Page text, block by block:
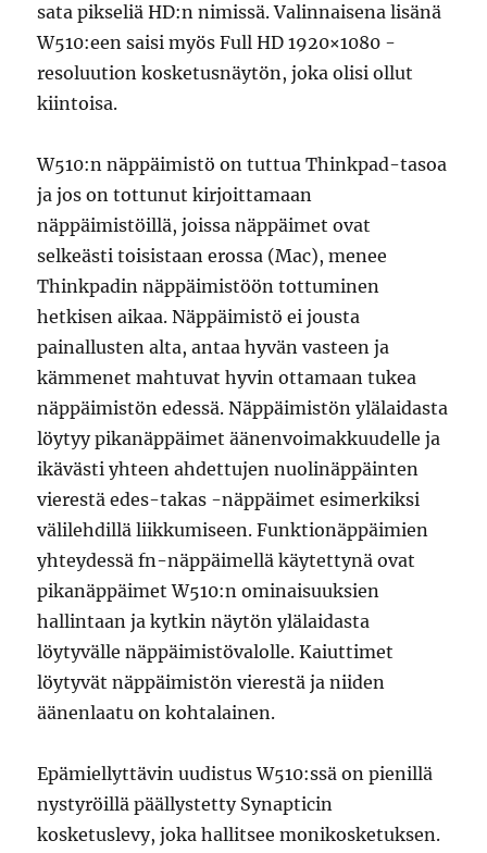
sata pikseliä HD:n nimissä. Valinnaisena lisänä
W510:een saisi myös Full HD 1920×1080 -
resoluution kosketusnäytön, joka olisi ollut
kiintoisa.
W510:n näppäimistö on tuttua Thinkpad-tasoa
ja jos on tottunut kirjoittamaan
näppäimistöillä, joissa näppäimet ovat
selkeästi toisistaan erossa (Mac), menee
Thinkpadin näppäimistöön tottuminen
hetkisen aikaa. Näppäimistö ei jousta
painallusten alta, antaa hyvän vasteen ja
kämmenet mahtuvat hyvin ottamaan tukea
näppäimistön edessä. Näppäimistön ylälaidasta
löytyy pikanäppäimet äänenvoimakkuudelle ja
ikävästi yhteen ahdettujen nuolinäppäinten
vierestä edes-takas -näppäimet esimerkiksi
välilehdillä liikkumiseen. Funktionäppäimien
yhteydessä fn-näppäimellä käytettynä ovat
pikanäppäimet W510:n ominaisuuksien
hallintaan ja kytkin näytön ylälaidasta
löytyvälle näppäimistövalolle. Kaiuttimet
löytyvät näppäimistön vierestä ja niiden
äänenlaatu on kohtalainen.
Epämiellyttävin uudistus W510:ssä on pienillä
nystyröillä päällystetty Synapticin
kosketuslevy, joka hallitsee monikosketuksen.